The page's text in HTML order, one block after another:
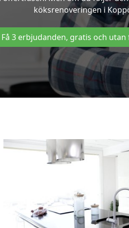
köksrenoveringen i
Få 3 erbjudanden, gratis och